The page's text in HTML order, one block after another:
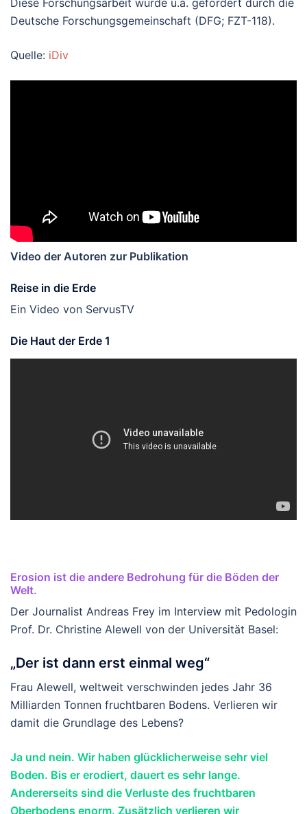
Deutsche Forschungsgemeinschaft (DFG; FZT-118).
Quelle: iDiv
Video der Autoren zur Publikation
Reise in die Erde
Ein Video von ServusTV
Die Haut der Erde 1
Erosion ist die andere Bedrohung für die Böden der
Welt.
Der Journalist Andreas Frey im Interview mit Pedologin
Prof. Dr. Christine Alewell von der Universität Basel:
„Der ist dann erst einmal weg“
Frau Alewell, weltweit verschwinden jedes Jahr 36
Milliarden Tonnen fruchtbaren Bodens. Verlieren wir
damit die Grundlage des Lebens?
Ja und nein. Wir haben glücklicherweise sehr viel
Boden. Bis er erodiert, dauert es sehr lange.
Andererseits sind die Verluste des fruchtbaren
Oberbodens enorm. Zusätzlich verlieren wir